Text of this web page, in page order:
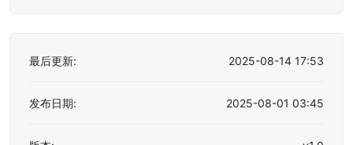
最后更新: 2025-08-14 17:53
发布日期: 2025-08-01 03:45